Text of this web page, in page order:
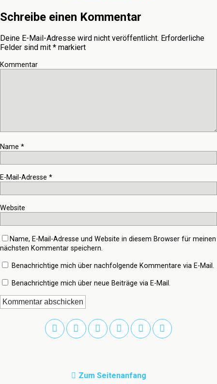
Schreibe einen Kommentar
Deine E-Mail-Adresse wird nicht veröffentlicht. Erforderliche
Felder sind mit * markiert
Kommentar
Name *
E-Mail-Adresse *
Website
Name, E-Mail-Adresse und Website in diesem Browser für meinen
nächsten Kommentar speichern.
Benachrichtige mich über nachfolgende Kommentare via E-Mail.
Benachrichtige mich über neue Beiträge via E-Mail.
Zum Seitenanfang